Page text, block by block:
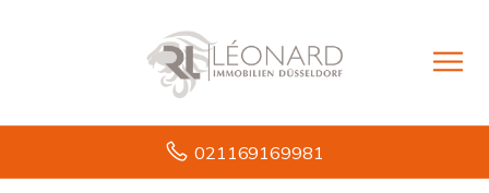
021169169981